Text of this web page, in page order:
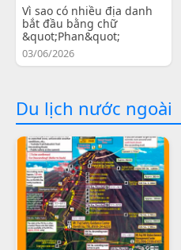
Vì sao có nhiều địa danh
bắt đầu bằng chữ
&quot;Phan&quot;
03/06/2026
Du lịch nước ngoài